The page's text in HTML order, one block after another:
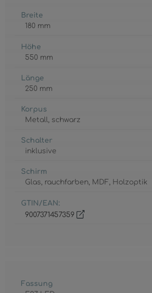
Breite
180 mm
Höhe
550 mm
Länge
250 mm
Korpus
Metall , schwarz
Schalter
inklusive
Schirm
Glas, rauchfarben, MDF , Holzoptik
GTIN/EAN:
9007371457359
Fassung